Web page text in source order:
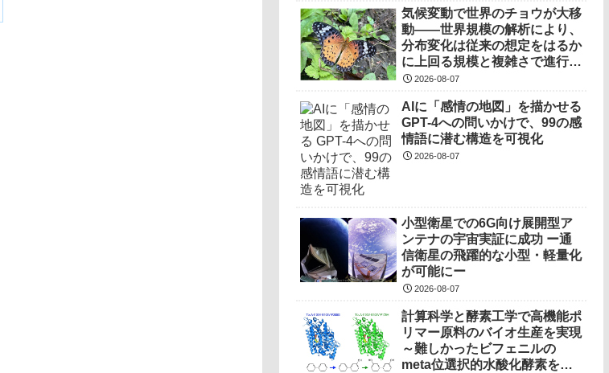
気候変動で世界のチョウが大移
動――世界規模の解析により、
分布変化は従来の想定をはるか
に上回る規模と複雑さで進行し
ていることを解明――
2026-08-07
AIに「感情の地図」を描かせる
GPT-4への問いかけで、99の感
情語に潜む構造を可視化
2026-08-07
小型衛星での6G向け展開型ア
ンテナの宇宙実証に成功 ー通
信衛星の飛躍的な小型・軽量化
が可能にー
2026-08-07
計算科学と酵素工学で高機能ポ
リマー原料のバイオ生産を実現
～難しかったビフェニルの
meta位選択的水酸化酵素を開